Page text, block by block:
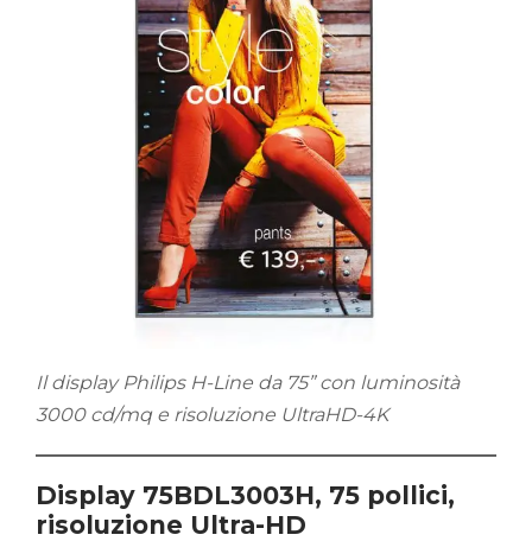
Il display Philips H-Line da 75” con luminosità
3000 cd/mq e risoluzione UltraHD-4K
Display 75BDL3003H, 75 pollici,
risoluzione Ultra-HD